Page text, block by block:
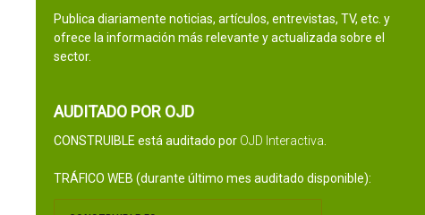
Publica diariamente noticias, artículos, entrevistas, TV, etc. y
ofrece la información más relevante y actualizada sobre el
sector.
AUDITADO POR OJD
CONSTRUIBLE está auditado por OJD Interactiva
TRÁFICO WEB (durante último mes auditado disponible):